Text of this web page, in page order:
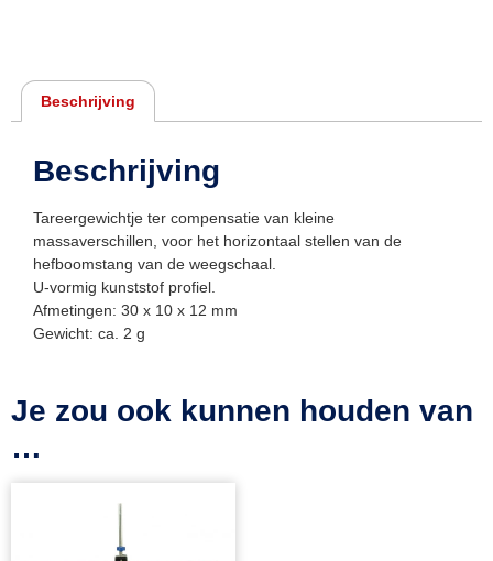
Beschrijving
Beschrijving
Tareergewichtje ter compensatie van kleine
massaverschillen, voor het horizontaal stellen van de
hefboomstang van de weegschaal.
U-vormig kunststof profiel.
Afmetingen: 30 x 10 x 12 mm
Gewicht: ca. 2 g
Je zou ook kunnen houden van
…